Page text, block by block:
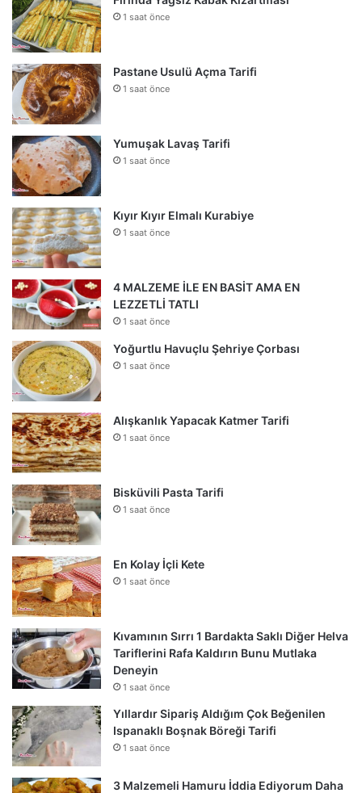
1 saat önce
Pastane Usulü Açma Tarifi
1 saat önce
Yumuşak Lavaş Tarifi
1 saat önce
Kıyır Kıyır Elmalı Kurabiye
1 saat önce
4 MALZEME İLE EN BASİT AMA EN
LEZZETLİ TATLI
1 saat önce
Yoğurtlu Havuçlu Şehriye Çorbası
1 saat önce
Alışkanlık Yapacak Katmer Tarifi
1 saat önce
Bisküvili Pasta Tarifi
1 saat önce
En Kolay İçli Kete
1 saat önce
Kıvamının Sırrı 1 Bardakta Saklı Diğer Helva
Tariflerini Rafa Kaldırın Bunu Mutlaka
Deneyin
1 saat önce
Yıllardır Sipariş Aldığım Çok Beğenilen
Ispanaklı Boşnak Böreği Tarifi
1 saat önce
3 Malzemeli Hamuru İddia Ediyorum Daha